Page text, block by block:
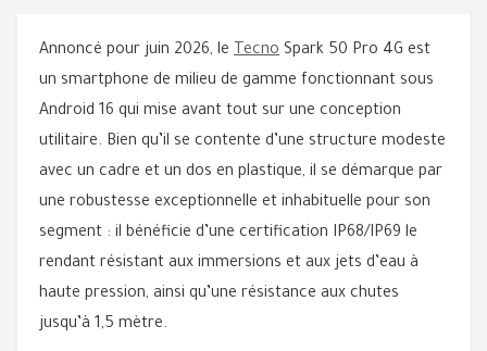
Annoncé pour juin 2026, le Tecno Spark 50 Pro 4G est
un smartphone de milieu de gamme fonctionnant sous
Android 16 qui mise avant tout sur une conception
utilitaire. Bien qu’il se contente d’une structure modeste
avec un cadre et un dos en plastique, il se démarque par
une robustesse exceptionnelle et inhabituelle pour son
segment : il bénéficie d’une certification IP68/IP69 le
rendant résistant aux immersions et aux jets d’eau à
haute pression, ainsi qu’une résistance aux chutes
jusqu’à 1,5 mètre.